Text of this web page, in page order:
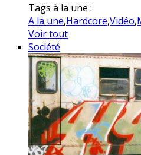
Tags à la une :
A la une,Hardcore,Vidéo,
Voir tout
Société